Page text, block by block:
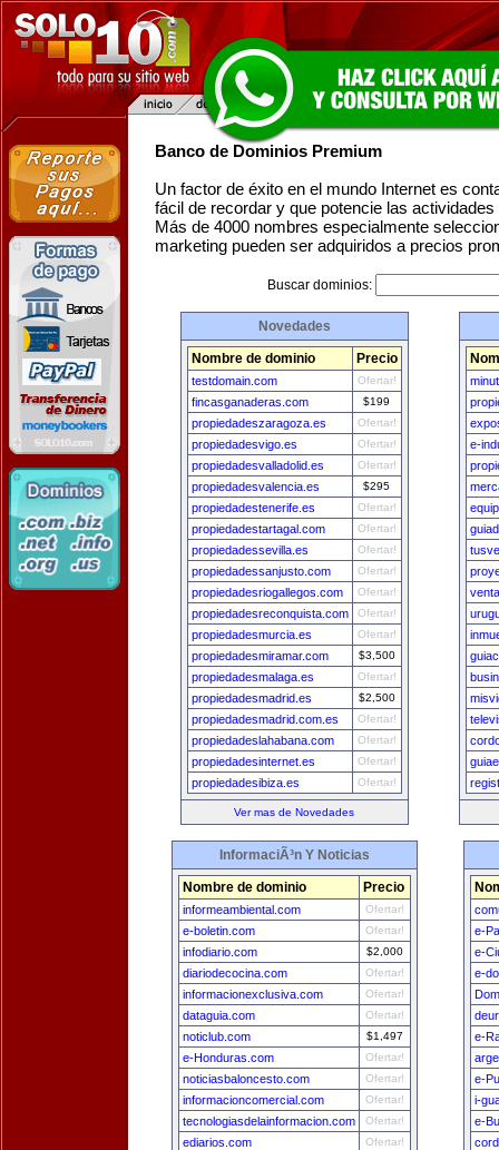
Banco de Dominios Premium
Un factor de éxito en el mundo Internet es
fácil de recordar y que potencie las
Más de 4000 nombres especialmente
marketing pueden ser adquiridos a precios
Buscar dominios:
Novedades
Nombre de dominio Precio
testdomain.com Ofertar!
fincasganaderas.com $199
propiedadeszaragoza.es Ofertar!
propiedadesvigo.es Ofertar!
propiedadesvalladolid.es Ofertar!
propiedadesvalencia.es $295
propiedadestenerife.es Ofertar!
propiedadestartagal.com Ofertar!
propiedadessevilla.es Ofertar!
propiedadessanjusto.com Ofertar!
propiedadesriogallegos.com Ofertar!
propiedadesreconquista.com Ofertar!
propiedadesmurcia.es Ofertar!
propiedadesmiramar.com $3,500
propiedadesmalaga.es Ofertar!
propiedadesmadrid.es $2,500
propiedadesmadrid.com.es Ofertar!
propiedadeslahabana.com Ofertar!
propiedadesinternet.es Ofertar!
propiedadesibiza.es Ofertar!
Ver mas de Novedades
e-
InformaciÃ³n Y Noticias
Nombre de dominio Precio
informeambiental.com Ofertar!
e-boletin.com Ofertar!
infodiario.com $2,000
diariodecocina.com Ofertar!
informacionexclusiva.com Ofertar!
dataguia.com Ofertar!
noticlub.com $1,497
e-Honduras.com Ofertar!
noticiasbaloncesto.com Ofertar!
informacioncomercial.com Ofertar!
tecnologiasdelainformacion.com Ofertar!
ediarios.com Ofertar!
e-
e-
e-
e-
e-
i-
e-